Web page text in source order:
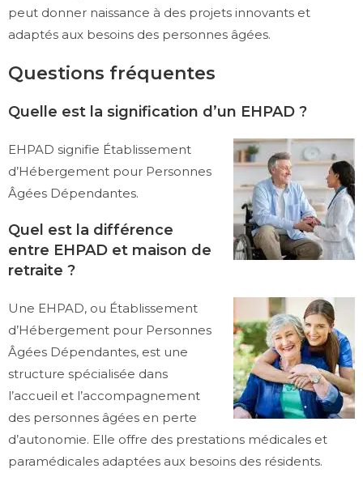
peut donner naissance à des projets innovants et
adaptés aux besoins des personnes âgées.
Questions fréquentes
Quelle est la signification d’un EHPAD ?
EHPAD signifie Établissement
d’Hébergement pour Personnes
Âgées Dépendantes.
Quel est la différence
entre EHPAD et maison de
retraite ?
Une EHPAD, ou Établissement
d’Hébergement pour Personnes
Âgées Dépendantes, est une
structure spécialisée dans
l’accueil et l’accompagnement
des personnes âgées en perte
d’autonomie. Elle offre des prestations médicales et
paramédicales adaptées aux besoins des résidents.